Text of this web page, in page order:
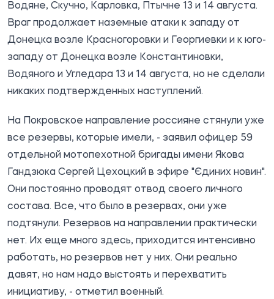
Водяне, Скучно, Карловка, Птычне 13 и 14 августа.
Враг продолжает наземные атаки к западу от
Донецка возле Красногоровки и Георгиевки и к юго-
западу от Донецка возле Константиновки,
Водяного и Угледара 13 и 14 августа, но не сделали
никаких подтвержденных наступлений.
На Покровское направление россияне стянули уже
все резервы, которые имели, - заявил офицер 59
отдельной мотопехотной бригады имени Якова
Гандзюка Сергей Цехоцкий в эфире "Єдиних новин".
Они постоянно проводят отвод своего личного
состава. Все, что было в резервах, они уже
подтянули. Резервов на направлении практически
нет. Их еще много здесь, приходится интенсивно
работать, но резервов нет у них. Они реально
давят, но нам надо выстоять и перехватить
инициативу, - отметил военный.